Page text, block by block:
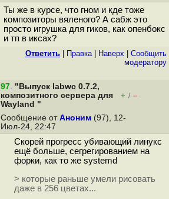
Ты же в курсе, что гном и кде тоже
композиторы вяленого? А сабж это
просто игрушка для гиков, как опенбокс
и тп в иксах?
Ответить Правка| Наверх
Cообщить
модератору
97. "Выпуск labwc 0.7.2,
композитного сервера для
Wayland "
+ / –
Сообщение от Аноним (97), 12-
Июл-24, 22:47
Скорей прогресс убивающий линукс
ещё больше, сегрегированием на
форки, как то же systemd
> которые раньше умели рисовать
даже в 256 цветах...